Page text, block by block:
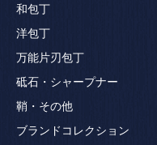
和包丁
洋包丁
万能片刃包丁
砥石・シャープナー
鞘・その他
ブランドコレクション